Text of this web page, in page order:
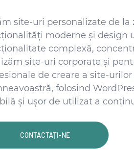
CONTACTAȚI-NE
site-uri personalizate de la
moderne și design
complexă,
site-uri corporate și
de creare a site-
folosind
și ușor de utilizat a